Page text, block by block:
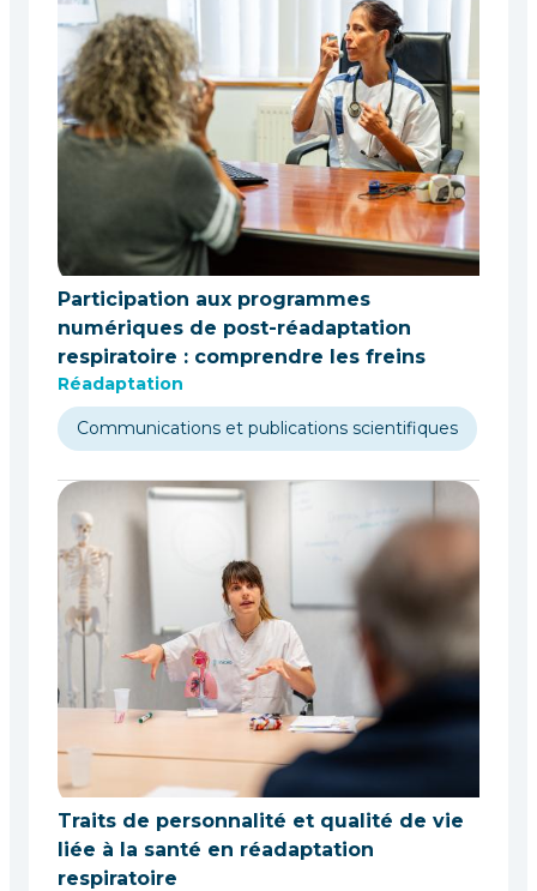
Participation aux programmes
numériques de post-réadaptation
respiratoire : comprendre les freins
Réadaptation
Communications et publications scientifiques
Traits de personnalité et qualité de vie
liée à la santé en réadaptation
respiratoire